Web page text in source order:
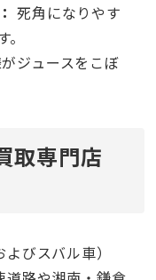
死角になりやす
ジュースをこぼ
取専門店
びスバル車）